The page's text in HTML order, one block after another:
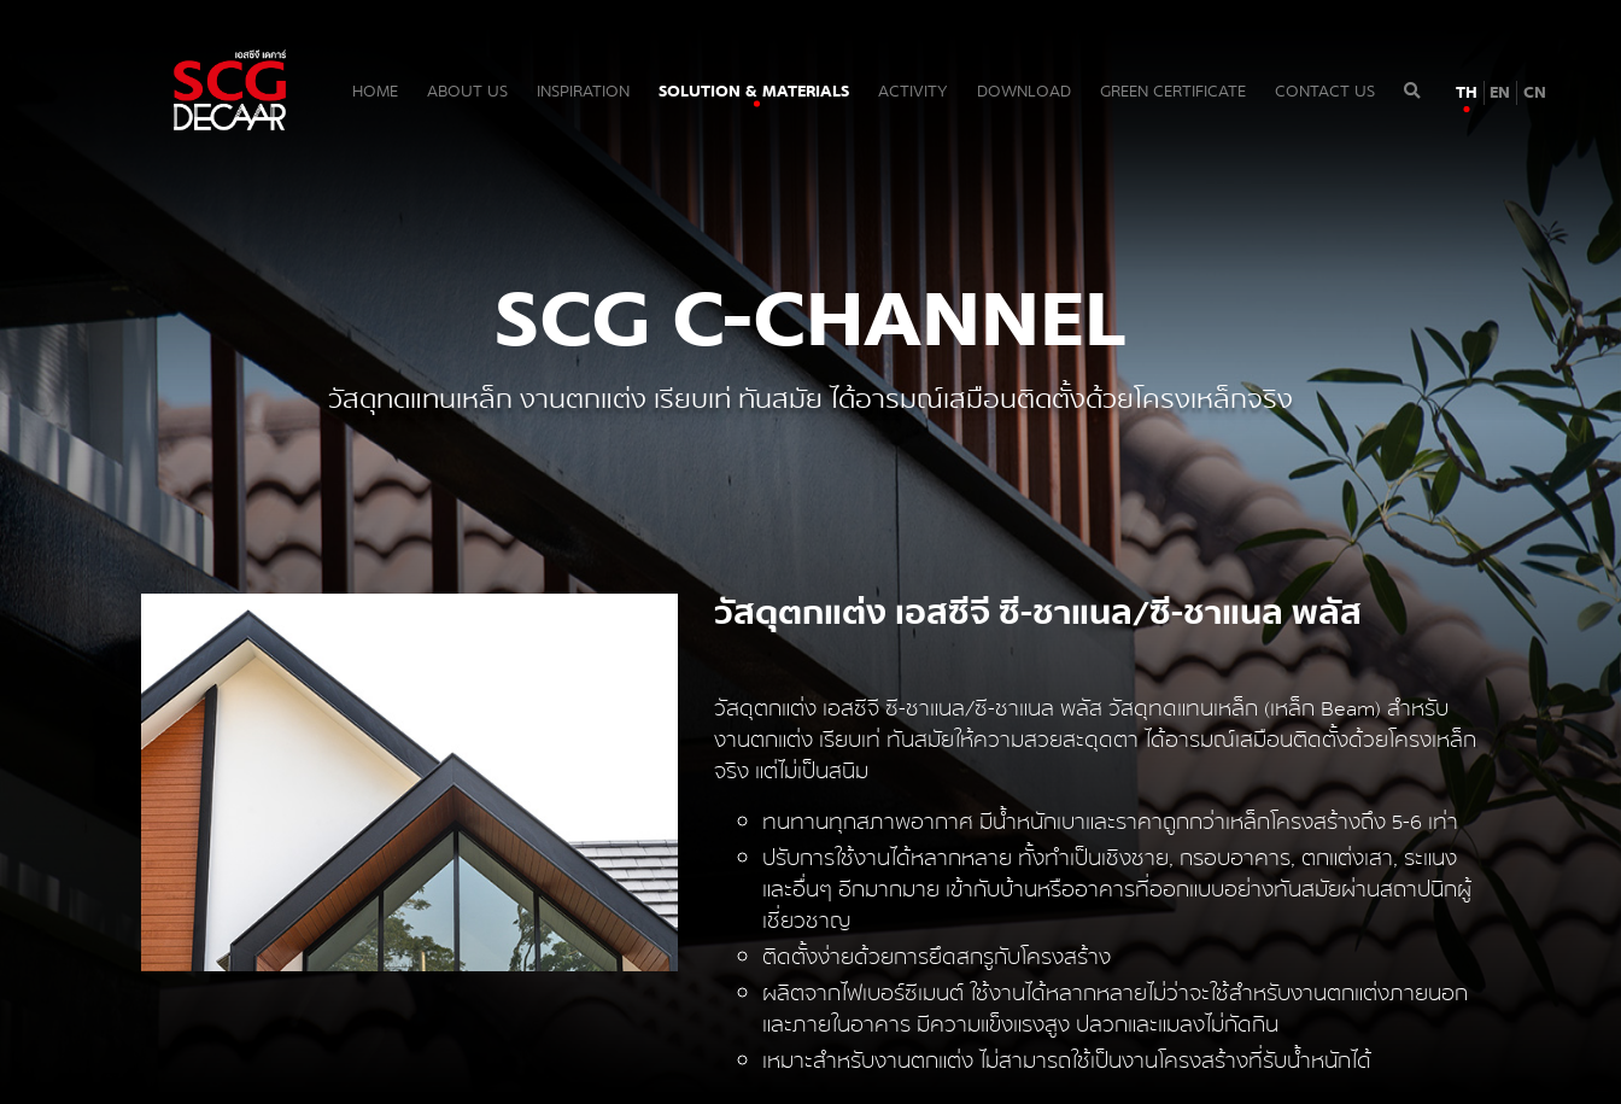
HOME ABOUT US INSPIRATION SOLUTION & MATERIALS ACTIVITY DOWNLOAD GREEN CERTIFICATE CONTACT US TH EN CN
SCG C-CHANNEL
วัสดุทดแทนเหล็ก งานตกแต่ง เรียบเท่ ทันสมัย ได้อารมณ์เสมือนติดตั้งด้วยโครงเหล็กจริง
วัสดุตกแต่ง เอสซีจี ซี-ชาแนล/ซี-ชาแนล พลัส
วัสดุตกแต่ง เอสซีจี ซี-ชาแนล/ซี-ชาแนล พลัส วัสดุทดแทนเหล็ก (เหล็ก Beam) สำหรับ
งานตกแต่ง เรียบเท่ ทันสมัยให้ความสวยสะดุดตา ได้อารมณ์เสมือนติดตั้งด้วยโครงเหล็ก
จริง แต่ไม่เป็นสนิม
ทนทานทุกสภาพอากาศ มีน้ำหนักเบาและราคาถูกกว่าเหล็กโครงสร้างถึง 5-6 เท่า
ปรับการใช้งานได้หลากหลาย ทั้งทำเป็นเชิงชาย, กรอบอาคาร, ตกแต่งเสา, ระแนง
และอื่นๆ อีกมากมาย เข้ากับบ้านหรืออาคารที่ออกแบบอย่างทันสมัยผ่านสถาปนิกผู้
เชี่ยวชาญ
ติดตั้งง่ายด้วยการยึดสกรูกับโครงสร้าง
ผลิตจากไฟเบอร์ซีเมนต์ ใช้งานได้หลากหลายไม่ว่าจะใช้สำหรับงานตกแต่งภายนอก
และภายในอาคาร มีความแข็งแรงสูง ปลวกและแมลงไม่กัดกิน
เหมาะสำหรับงานตกแต่ง ไม่สามารถใช้เป็นงานโครงสร้างที่รับน้ำหนักได้